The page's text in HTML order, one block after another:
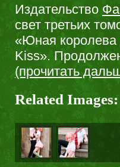
Издательство
свет третьих
«Юная королева
Kiss».
(прочитать
Related Images: